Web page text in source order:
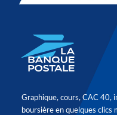
Graphique, cours, CAC 40,
boursière en quelques clics